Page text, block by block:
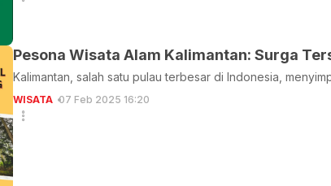
Pesona Wisata Alam Kalimantan: Surga
Kalimantan, salah satu pulau terbesar di Indonesia,
WISATA 07 Feb 2025 16:20